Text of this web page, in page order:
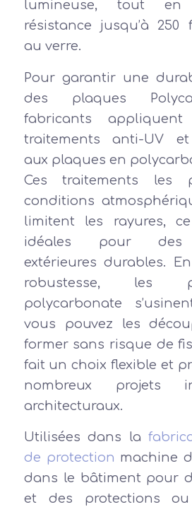
lumineuse, tout
résistance jusqu’à 250
au verre.
Pour garantir une
des plaques
fabricants
traitements anti-UV
aux plaques en
Ces traitements les
conditions
limitent les rayures,
idéales pour des
extérieures durables.
robustesse, les
polycarbonate
vous pouvez les
former sans risque de
fait un choix flexible et
nombreux projets
architecturaux.
Utilisées dans la
de protection machine
dans le bâtiment pour
et des protections